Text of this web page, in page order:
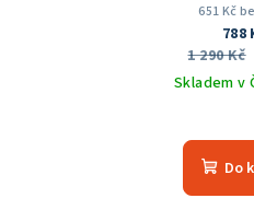
651 Kč
788
1 290 Kč
Skladem v
Do